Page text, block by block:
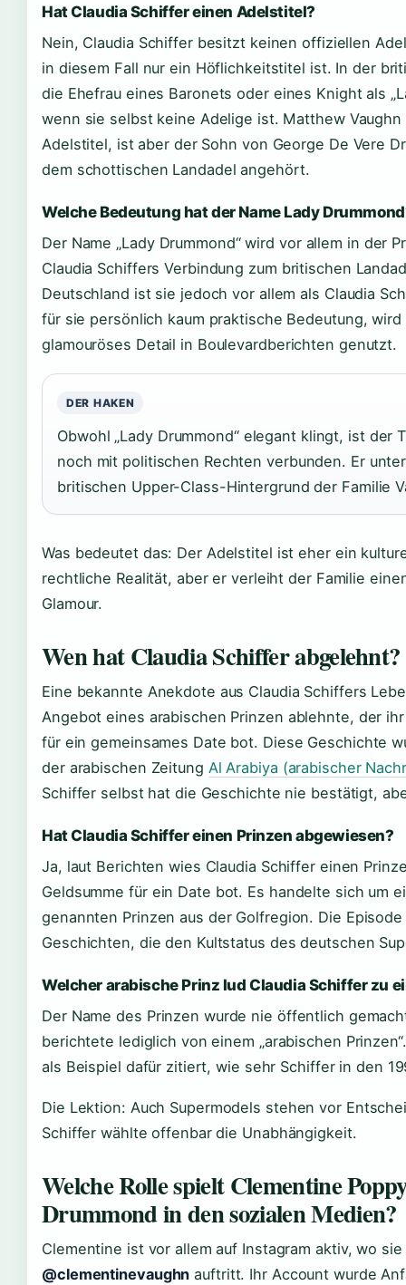
Hat Claudia Schiffer einen Adelstitel?
Nein, Claudia Schiffer besitzt keinen offiziellen
in diesem Fall nur ein Höflichkeitstitel ist. In der
die Ehefrau eines Baronets oder eines Knight als
wenn sie selbst keine Adelige ist. Matthew
Adelstitel, ist aber der Sohn von George De Vere
dem schottischen Landadel angehört.
Welche Bedeutung hat der Name Lady
Der Name „Lady Drummond“ wird vor allem in der
Claudia Schiffers Verbindung zum britischen
Deutschland ist sie jedoch vor allem als Claudia
für sie persönlich kaum praktische Bedeutung,
glamouröses Detail in Boulevardberichten genutzt.
DER HAKEN
Obwohl „Lady Drummond“ elegant klingt, ist der
noch mit politischen Rechten verbunden. Er
britischen Upper-Class-Hintergrund der Familie
Was bedeutet das: Der Adelstitel ist eher ein
rechtliche Realität, aber er verleiht der Familie
Glamour.
Wen hat Claudia Schiffer abgelehnt?
Eine bekannte Anekdote aus Claudia Schiffers
Angebot eines arabischen Prinzen ablehnte, der
für ein gemeinsames Date bot. Diese Geschichte
der arabischen Zeitung Al Arabiya (arabischer
Schiffer selbst hat die Geschichte nie bestätigt,
Hat Claudia Schiffer einen Prinzen abgewiesen?
Ja, laut Berichten wies Claudia Schiffer einen
Geldsumme für ein Date bot. Es handelte sich um
genannten Prinzen aus der Golfregion. Die
Geschichten, die den Kultstatus des deutschen
Welcher arabische Prinz lud Claudia Schiffer zu
Der Name des Prinzen wurde nie öffentlich
berichtete lediglich von einem „arabischen
als Beispiel dafür zitiert, wie sehr Schiffer in den
Die Lektion: Auch Supermodels stehen vor
Schiffer wählte offenbar die Unabhängigkeit.
Welche Rolle spielt Clementine
Drummond in den sozialen Medien?
Clementine ist vor allem auf Instagram aktiv, wo
@clementinevaughn auftritt. Ihr Account wurde